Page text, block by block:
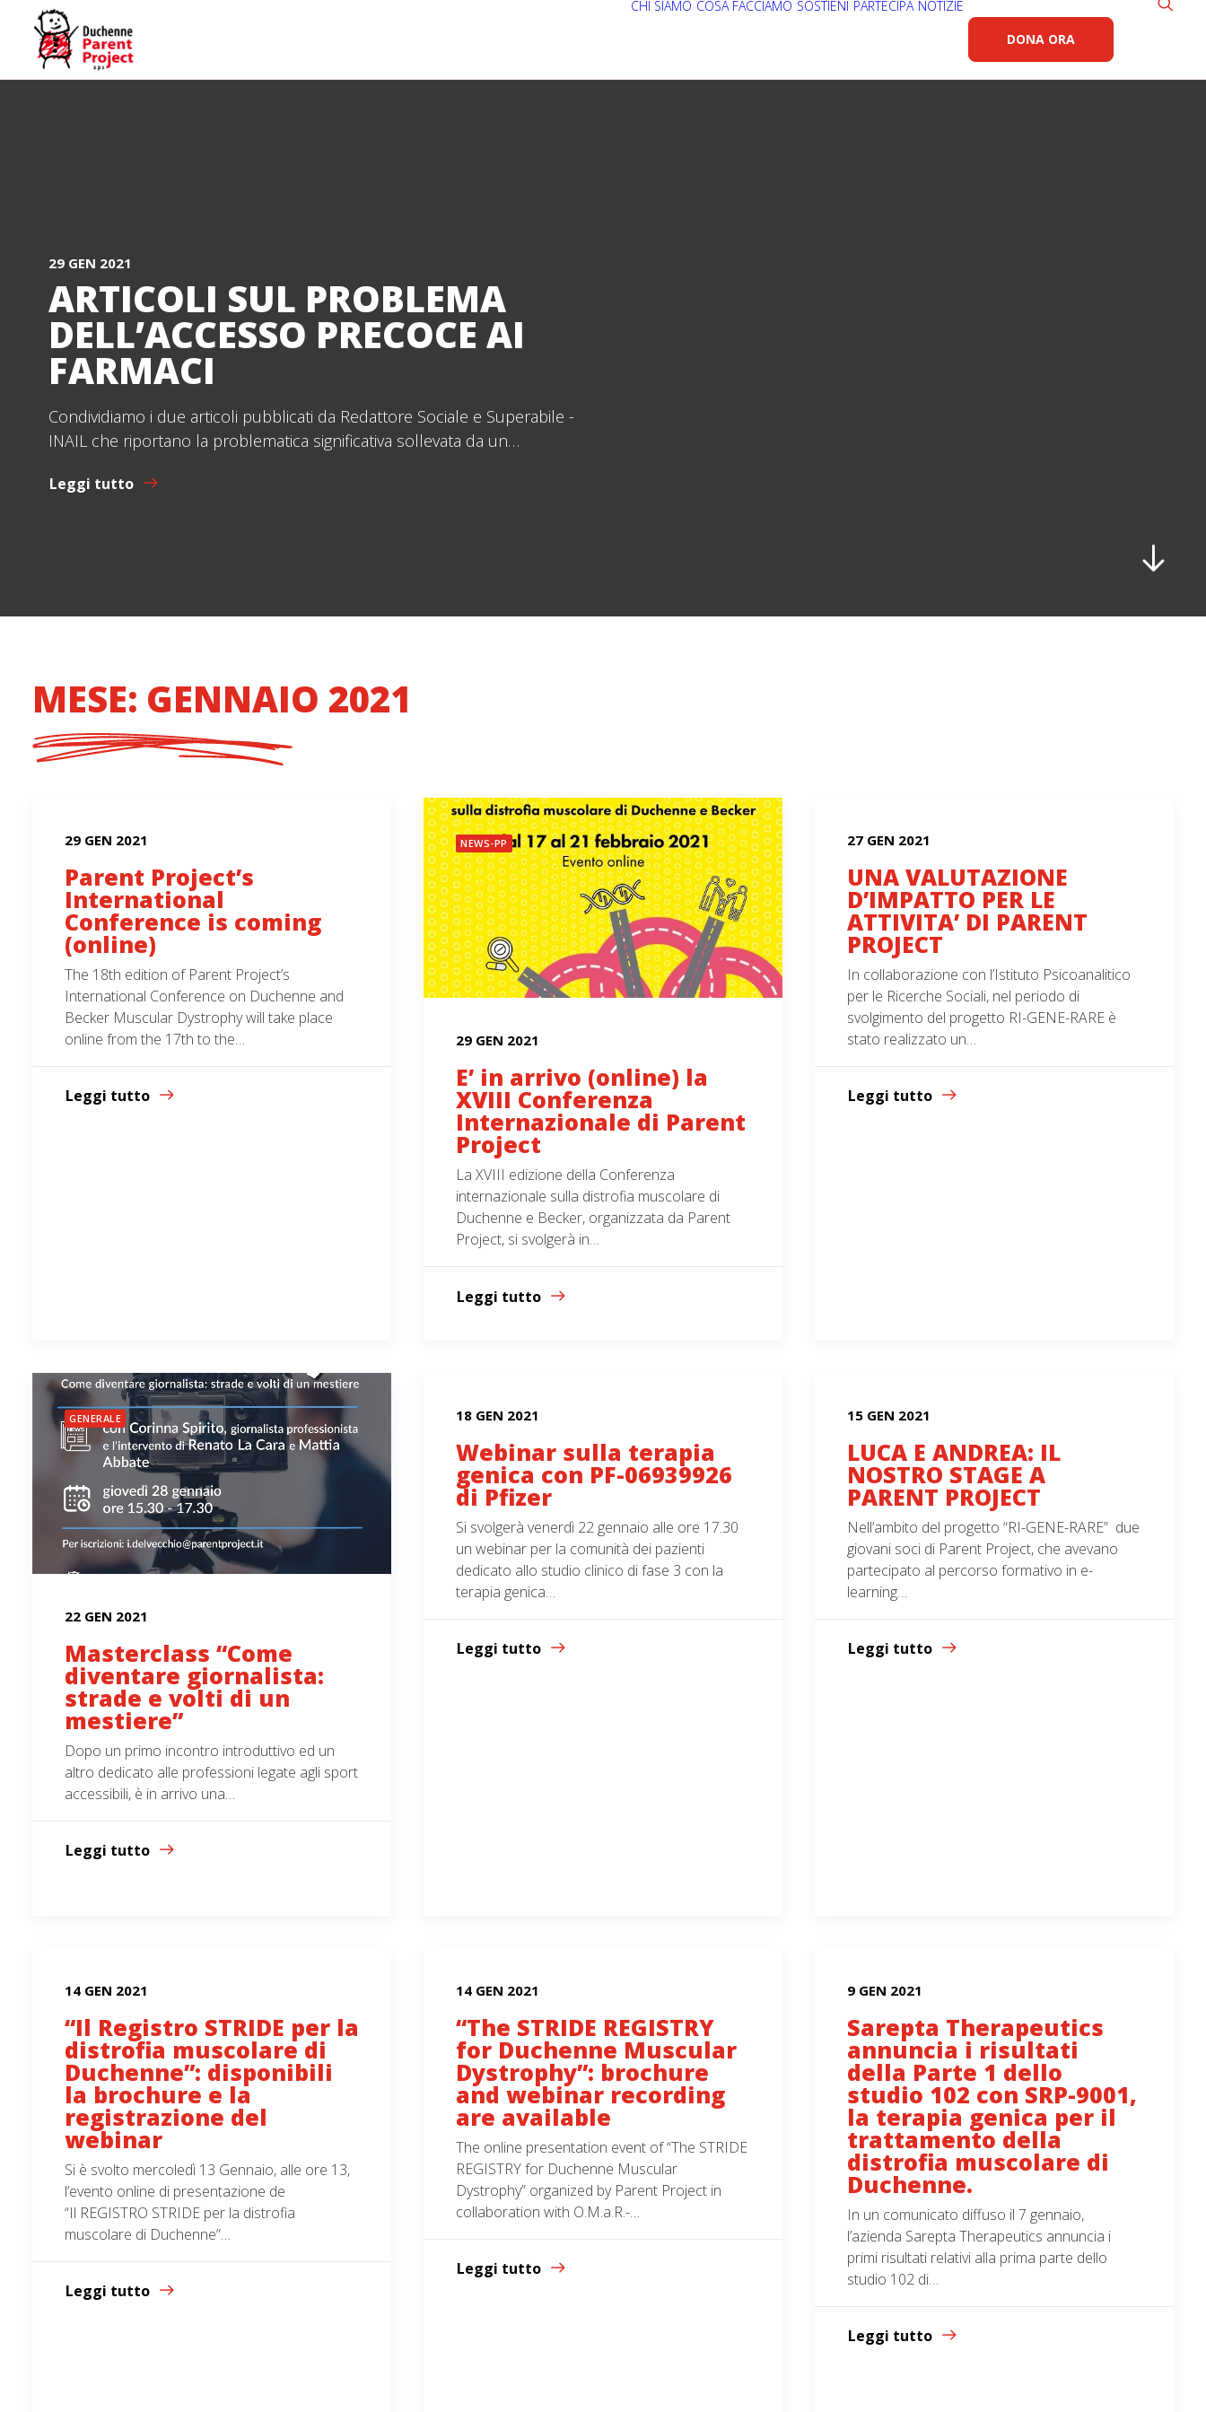
CHI SIAMO COSA FACCIAMO SOSTIENI PARTECIPA NOTIZIE
DONA ORA
29 GEN 2021
ARTICOLI SUL PROBLEMA
DELL’ACCESSO PRECOCE AI
FARMACI
Condividiamo i due articoli pubblicati da Redattore Sociale e Superabile -
INAIL che riportano la problematica significativa sollevata da un…
Leggi tutto
MESE: GENNAIO 2021
29 GEN 2021
Parent Project’s
International
Conference is coming
(online)
The 18th edition of Parent Project’s
International Conference on Duchenne and
Becker Muscular Dystrophy will take place
online from the 17th to the…
Leggi tutto
NEWS-PP
29 GEN 2021
E’ in arrivo (online) la
XVIII Conferenza
Internazionale di Parent
Project
La XVIII edizione della Conferenza
internazionale sulla distrofia muscolare di
Duchenne e Becker, organizzata da Parent
Project, si svolgerà in…
Leggi tutto
27 GEN 2021
UNA VALUTAZIONE
D’IMPATTO PER LE
ATTIVITA’ DI PARENT
PROJECT
In collaborazione con l’Istituto Psicoanalitico
per le Ricerche Sociali, nel periodo di
svolgimento del progetto RI-GENE-RARE è
stato realizzato un…
Leggi tutto
GENERALE
22 GEN 2021
Masterclass “Come
diventare giornalista:
strade e volti di un
mestiere”
Dopo un primo incontro introduttivo ed un
altro dedicato alle professioni legate agli sport
accessibili, è in arrivo una…
Leggi tutto
18 GEN 2021
Webinar sulla terapia
genica con PF-06939926
di Pfizer
Si svolgerà venerdì 22 gennaio alle ore 17.30
un webinar per la comunità dei pazienti
dedicato allo studio clinico di fase 3 con la
terapia genica…
Leggi tutto
15 GEN 2021
LUCA E ANDREA: IL
NOSTRO STAGE A
PARENT PROJECT
Nell’ambito del progetto “RI-GENE-RARE” due
giovani soci di Parent Project, che avevano
partecipato al percorso formativo in e-
learning…
Leggi tutto
14 GEN 2021
“Il Registro STRIDE per la
distrofia muscolare di
Duchenne”: disponibili
la brochure e la
registrazione del
webinar
Si è svolto mercoledì 13 Gennaio, alle ore 13,
l’evento online di presentazione de
“Il REGISTRO STRIDE per la distrofia
muscolare di Duchenne”…
Leggi tutto
14 GEN 2021
“The STRIDE REGISTRY
for Duchenne Muscular
Dystrophy”: brochure
and webinar recording
are available
The online presentation event of “The STRIDE
REGISTRY for Duchenne Muscular
Dystrophy” organized by Parent Project in
collaboration with O.M.a.R.-…
Leggi tutto
9 GEN 2021
Sarepta Therapeutics
annuncia i risultati
della Parte 1 dello
studio 102 con SRP-9001,
la terapia genica per il
trattamento della
distrofia muscolare di
Duchenne.
In un comunicato diffuso il 7 gennaio,
l’azienda Sarepta Therapeutics annuncia i
primi risultati relativi alla prima parte dello
studio 102 di…
Leggi tutto